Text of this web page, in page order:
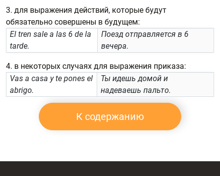
3. для выражения действий, которые будут
обязательно совершены в будущем:
El tren sale a las 6 de la
tarde.
Поезд отправляется в 6
вечера.
4. в некоторых случаях для выражения приказа:
Vas a casa y te pones el
abrigo.
Ты идешь домой и
надеваешь пальто.
К содержанию